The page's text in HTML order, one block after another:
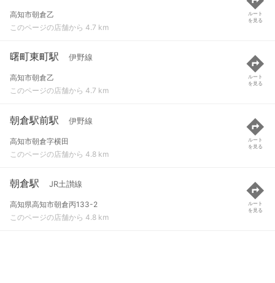
高知市朝倉乙
このページの店舗から 4.7 km
ルート
を見る
曙町東町駅 伊野線
高知市朝倉乙
このページの店舗から 4.7 km
ルート
を見る
朝倉駅前駅 伊野線
高知市朝倉字横田
このページの店舗から 4.8 km
ルート
を見る
朝倉駅 JR土讃線
高知県高知市朝倉丙133-2
このページの店舗から 4.8 km
ルート
を見る